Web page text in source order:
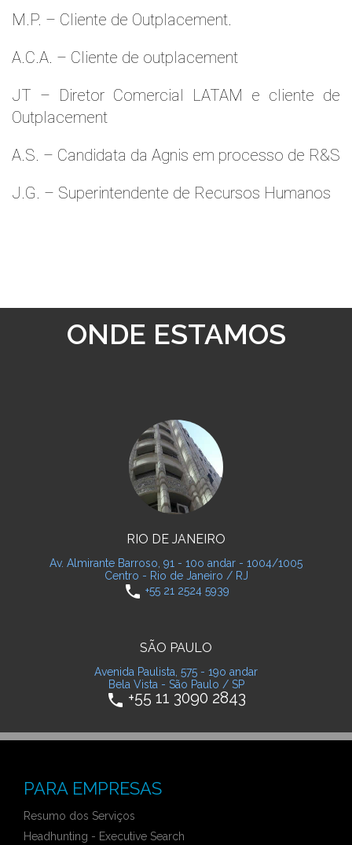
M.P. – Cliente de Outplacement.
A.C.A. – Cliente de outplacement
JT – Diretor Comercial LATAM e cliente de
Outplacement
A.S. – Candidata da Agnis em processo de R&S
J.G. – Superintendente de Recursos Humanos
ONDE ESTAMOS
RIO DE JANEIRO
Av. Almirante Barroso, 91 - 10o andar - 1004/1005
Centro - Rio de Janeiro / RJ
phone +55 21 2524 5939
SÃO PAULO
Avenida Paulista, 575 - 19o andar
Bela Vista - São Paulo / SP
phone +55 11 3090 2843
PARA EMPRESAS
Resumo dos Serviços
Headhunting - Executive Search